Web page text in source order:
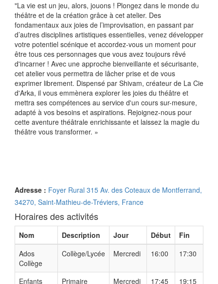
"La vie est un jeu, alors, jouons ! Plongez dans le monde du
théâtre et de la création grâce à cet atelier. Des
fondamentaux aux joies de l’improvisation, en passant par
d’autres disciplines artistiques essentielles, venez développer
votre potentiel scénique et accordez-vous un moment pour
être tous ces personnages que vous avez toujours rêvé
d'incarner ! Avec une approche bienveillante et sécurisante,
cet atelier vous permettra de lâcher prise et de vous
exprimer librement. Dispensé par Shivam, créateur de La Cie
d'Arka, il vous emmènera explorer les joies du théâtre et
mettra ses compétences au service d'un cours sur-mesure,
adapté à vos besoins et aspirations. Rejoignez-nous pour
cette aventure théâtrale enrichissante et laissez la magie du
théâtre vous transformer. »
Adresse : Foyer Rural 315 Av. des Coteaux de Montferrand,
34270, Saint-Mathieu-de-Tréviers, France
Horaires des activités
Nom Description Jour Début
Fin
Ados
Collège
Collège/Lycée Mercredi 16:00 17:30
Enfants
Primaire Mercredi 17:45 19:15